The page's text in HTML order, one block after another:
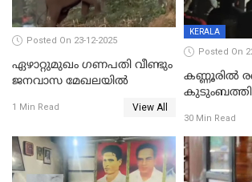
Posted On 23-12-2025
ഏഴാറ്റുമുഖം ഗണപതി വീണ്ടും
ജനവാസ മേഖലയിൽ
1 Min Read View All
KERALA
Posted On
കണ്ണൂരിൽ
30 Min Read